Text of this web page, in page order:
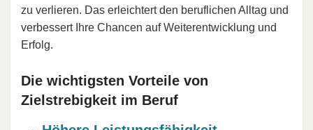
zu verlieren. Das erleichtert den beruflichen Alltag und
verbessert Ihre Chancen auf Weiterentwicklung und
Erfolg.
Die wichtigsten Vorteile von
Zielstrebigkeit im Beruf